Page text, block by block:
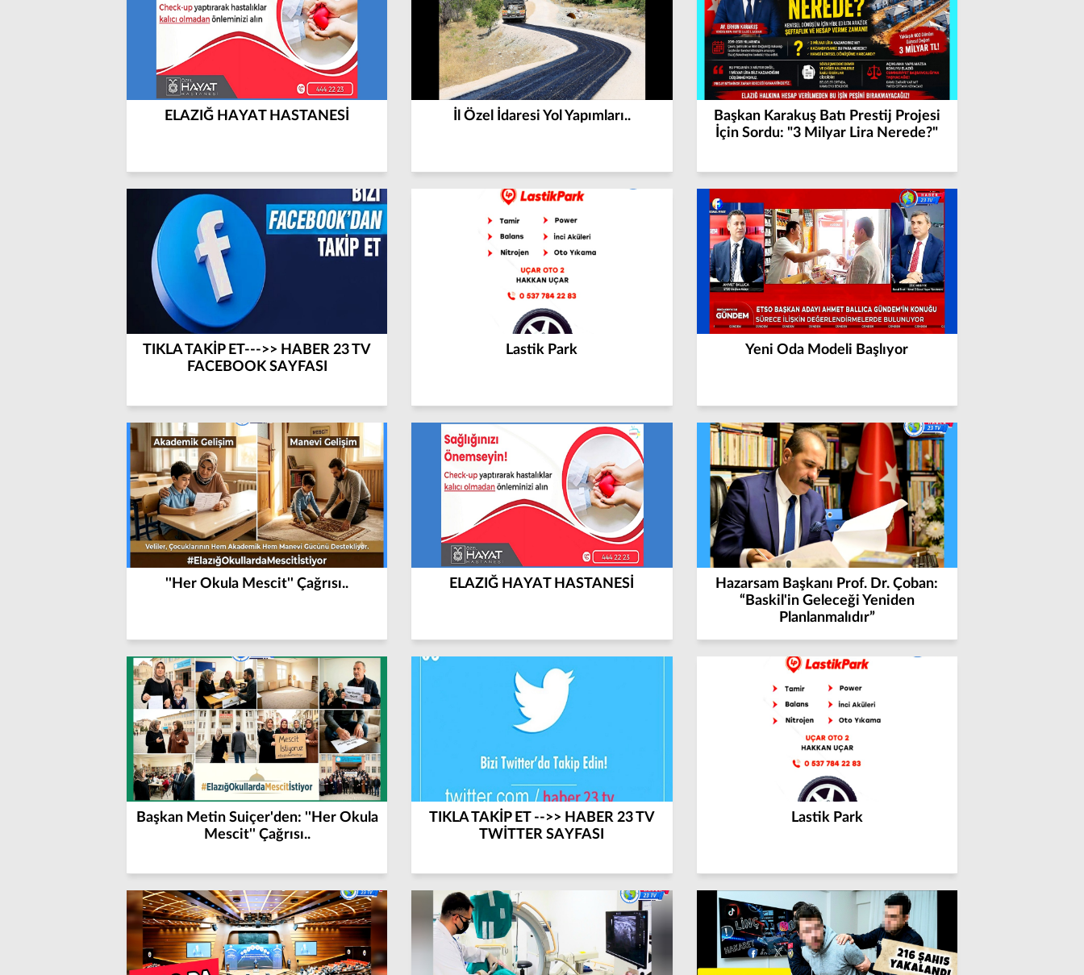
ELAZIĞ HAYAT HASTANESİ İl Özel İdaresi Yol Yapımları..
Başkan Karakuş Batı Prestij Projesi
İçin Sordu: "3 Milyar Lira Nerede?"
TIKLA TAKİP ET--->> HABER 23 TV
FACEBOOK SAYFASI
Lastik Park Yeni Oda Modeli Başlıyor
''Her Okula Mescit'' Çağrısı.. ELAZIĞ HAYAT HASTANESİ
Hazarsam Başkanı Prof. Dr. Çoban:
“Baskil'in Geleceği Yeniden
Planlanmalıdır”
Başkan Metin Suiçer'den: ''Her Okula
Mescit'' Çağrısı..
TIKLA TAKİP ET -->> HABER 23 TV
TWİTTER SAYFASI
Lastik Park